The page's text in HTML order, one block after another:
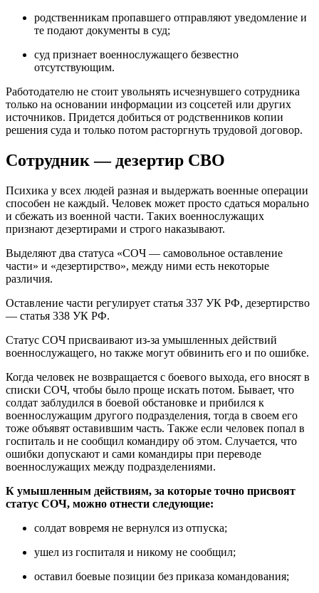
родственникам пропавшего отправляют уведомление и
те подают документы в суд;
суд признает военнослужащего безвестно
отсутствующим.
Работодателю не стоит увольнять исчезнувшего сотрудника
только на основании информации из соцсетей или других
источников. Придется добиться от родственников копии
решения суда и только потом расторгнуть трудовой договор.
Сотрудник — дезертир СВО
Психика у всех людей разная и выдержать военные операции
способен не каждый. Человек может просто сдаться морально
и сбежать из военной части. Таких военнослужащих
признают дезертирами и строго наказывают.
Выделяют два статуса «СОЧ — самовольное оставление
части» и «дезертирство», между ними есть некоторые
различия.
Оставление части регулирует статья 337 УК РФ, дезертирство
— статья 338 УК РФ.
Статус СОЧ присваивают из-за умышленных действий
военнослужащего, но также могут обвинить его и по ошибке.
Когда человек не возвращается с боевого выхода, его вносят в
списки СОЧ, чтобы было проще искать потом. Бывает, что
солдат заблудился в боевой обстановке и прибился к
военнослужащим другого подразделения, тогда в своем его
тоже объявят оставившим часть. Также если человек попал в
госпиталь и не сообщил командиру об этом. Случается, что
ошибки допускают и сами командиры при переводе
военнослужащих между подразделениями.
К умышленным действиям, за которые точно присвоят
статус СОЧ, можно отнести следующие:
солдат вовремя не вернулся из отпуска;
ушел из госпиталя и никому не сообщил;
оставил боевые позиции без приказа командования;